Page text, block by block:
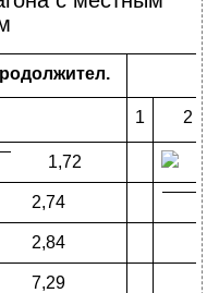
1 2
1,72
2,74
2,84
7,29